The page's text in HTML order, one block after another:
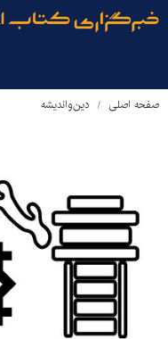
صفحه اصلی دین‌واندیشه